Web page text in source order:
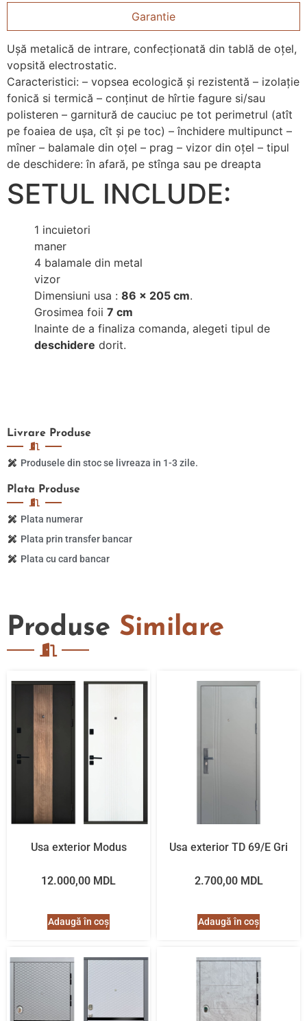
Garantie
Uşă metalică de intrare, confecţionată din tablă de oţel,
vopsită electrostatic.
Caracteristici: – vopsea ecologică şi rezistentă – izolaţie
fonică si termică – conţinut de hîrtie fagure si/sau
polisteren – garnitură de cauciuc pe tot perimetrul (atît
pe foaiea de uşa, cît şi pe toc) – închidere multipunct –
mîner – balamale din oţel – prag – vizor din oţel – tipul
de deschidere: în afară, pe stînga sau pe dreapta
SETUL INCLUDE:
1 incuietori
maner
4 balamale din metal
vizor
Dimensiuni usa : 86 x 205 cm.
Grosimea foii 7 cm
Inainte de a finaliza comanda, alegeti tipul de
deschidere dorit.
Plata Produse
Plata numerar
Plata prin transfer bancar
Plata cu card bancar
Livrare Produse
Produsele din stoc se livreaza in 1-3 zile.
Produse Similare
Usa exterior Modus
12.000,00 MDL
Adaugă în coș
Usa exterior TD 69/E Gri
2.700,00 MDL
Adaugă în coș